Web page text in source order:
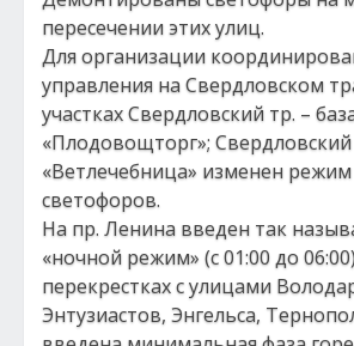
пересечении этих улиц.
Для организации
управления на Свердловском
участках Свердловский тр. –
«Плодовощторг»; Свердловский
«Ветлечебница» изменен
светофоров.
На пр. Ленина введен так
«ночной режим» (с 01:00 до
перекрестках с улицами
Энтузиастов, Энгельса,